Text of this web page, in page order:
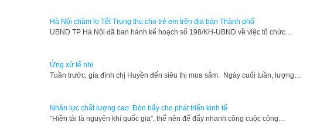
Hà Nội chăm lo Tết Trung thu cho trẻ em trên địa bàn Thành phố
UBND TP Hà Nội đã ban hành kế hoạch số 198/KH-UBND về việc tổ chức…
Ứng xử tế nhị
Tuần trước, gia đình chị Huyền đến siêu thị mua sắm. Ngày cuối tuần, lượng…
Nhân lực chất lượng cao: Đòn bẩy cho phát triển kinh tế
“Hiền tài là nguyên khí quốc gia”, thế nên để đẩy nhanh công cuộc công…